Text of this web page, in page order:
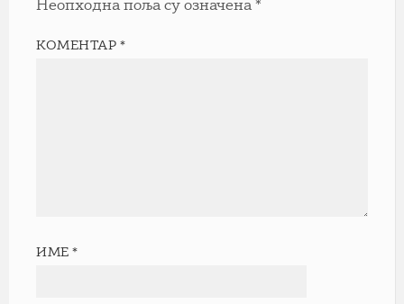
Неопходна поља су означена *
КОМЕНТАР*
ИМЕ*